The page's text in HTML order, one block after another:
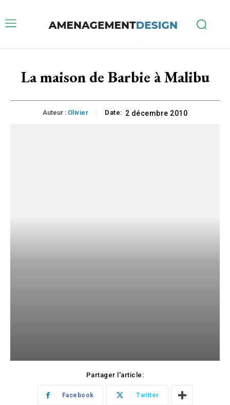
La maison de Barbie à Malibu
Auteur : Olivier Date: 2 décembre 2010
Partager l'article:
Facebook Twitter